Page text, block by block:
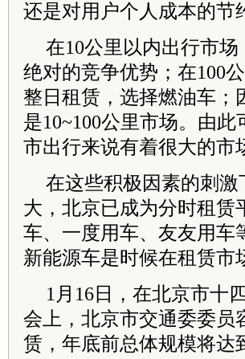
还是对用户个人成本的节
在10公里以内出行市
绝对的竞争优势；在100
整日租赁，选择燃油车；
是10~100公里市场。由
市出行来说有着很大的市
在这些积极因素的刺
大，北京已成为分时租赁
车、一度用车、友友用车
新能源车是时候在租赁市
1月16日，在北京市十
会上，北京市交通委委员
赁，年底前总体规模将达